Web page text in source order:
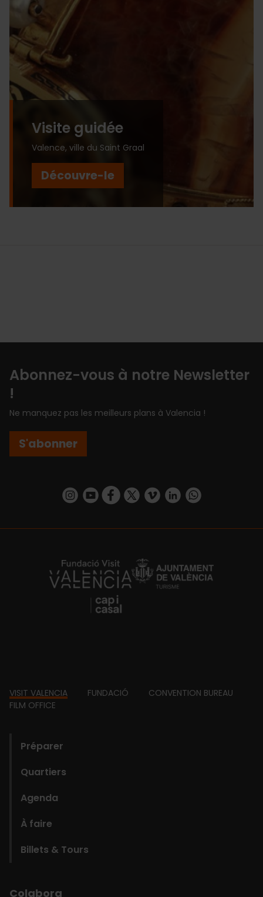
Visite guidée
Valence, ville du Saint Graal
Découvre-le
Abonnez-vous à notre Newsletter
!
Ne manquez pas les meilleurs plans à Valencia !
S'abonner
https://www.instagram.com/visit_valencia/
https://www.youtube.com/user/
https://www.facebook.com/
https://twitter.com/
https://vimeo.com/
https://www.linkedin.com/company/turismo-valencia/https://api.whatsapp.com/send/
https://fundacion.visitvalencia.com/
Footer
VISIT VALENCIA FUNDACIÓ
CONVENTION BUREAU
FILM OFFICE
Préparer
Quartiers
Agenda
À faire
Billets & Tours
Colabora